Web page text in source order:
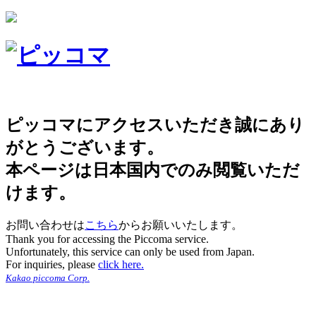
ピッコマにアクセスいただき誠にあり
がとうございます。
本ページは日本国内でのみ閲覧いただ
けます。
お問い合わせはこちらからお願いいたします。
Thank you for accessing the Piccoma service.
Unfortunately, this service can only be used from Japan.
For inquiries, please click here.
Kakao piccoma Corp.